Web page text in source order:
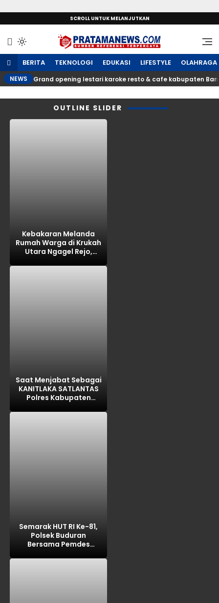
SCROLL UNTUK MELANJUTKAN
PratamaNews.com
Sumber Referensi Terpercaya
BERITA TEKNOLOGI EDUKASI LIFESTYLE OLAHRAGA
NEWS Grand opening lestari karoke resto & cafe kabupaten
OUTLINE SLIDER
Kebakaran Melanda
Rumah Warga di Krukah
Utara Ngagel Rejo,
Juta
Saat Menjabat Sebagai
KANITLAKA SATLANTAS
Polres Kabupaten
Semarak HUT RI Ke-81,
Polsek Buduran
Bersama Pemdes
Layang-Layang